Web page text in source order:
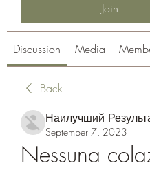
Join
Discussion Media
Back
Наилучший
September 7, 2023
Nessuna